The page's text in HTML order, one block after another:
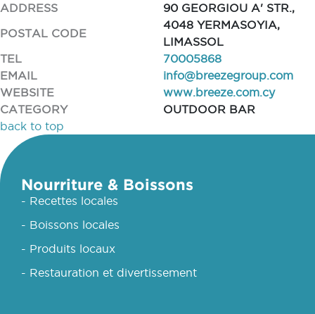
ADDRESS
90 GEORGIOU A' STR.,
POSTAL CODE
4048 YERMASOYIA,
LIMASSOL
TEL
70005868
EMAIL
info@breezegroup.com
WEBSITE
www.breeze.com.cy
CATEGORY
OUTDOOR BAR
back to top
Nourriture & Boissons
- Recettes locales
- Boissons locales
- Produits locaux
- Restauration et divertissement